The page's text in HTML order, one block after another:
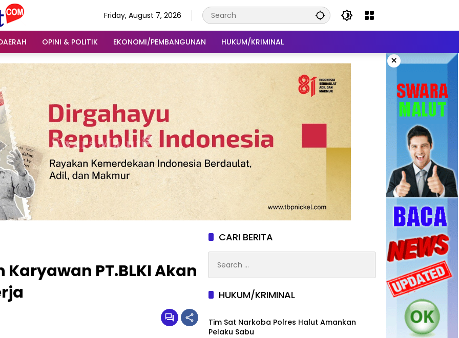
Friday, August 7, 2026
OPINI & POLITIK EKONOMI/PEMBANGUNAN HUKUM/KRIMINAL
×
PT.BLKI Akan
CARI BERITA
for:
HUKUM/KRIMINAL
Tim Sat Narkoba Polres Halut Amankan
Pelaku Sabu